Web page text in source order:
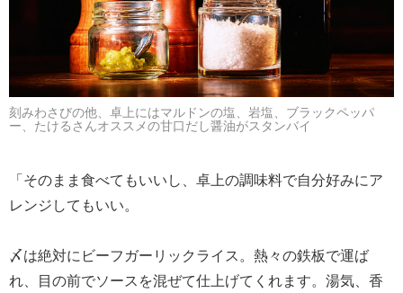
刻みわさびの他、卓上にはマルドンの塩、岩塩、ブラックペッパ
ー、たけるさんオススメの甘口だし醤油がスタンバイ
「そのまま食べてもいいし、卓上の調味料で自分好みにア
レンジしてもいい。
〆は絶対にビーフガーリックライス。熱々の鉄板で運ば
れ、目の前でソースを混ぜて仕上げてくれます。湯気、香